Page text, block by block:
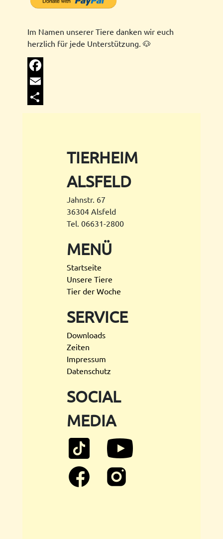
Im Namen unserer Tiere danken wir euch
herzlich für jede Unterstützung. 🐶
Facebook
Email
TIERHEIM
ALSFELD
Jahnstr. 67
36304 Alsfeld
Tel. 06631-2800
MENÜ
Startseite
Unsere Tiere
Tier der Woche
SERVICE
Downloads
Zeiten
Impressum
Datenschutz
SOCIAL
MEDIA